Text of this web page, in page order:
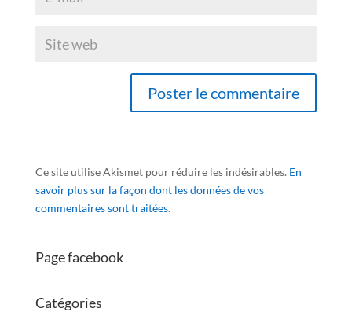
Ce site utilise Akismet pour réduire les indésirables. En
savoir plus sur la façon dont les données de vos
commentaires sont traitées.
Page facebook
Catégories